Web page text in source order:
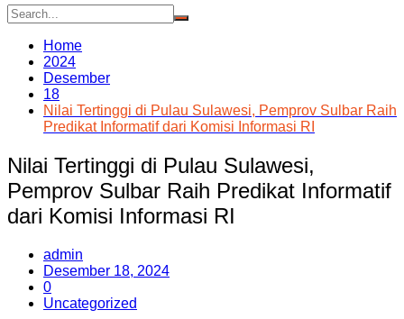
Home
2024
Desember
18
Nilai Tertinggi di Pulau Sulawesi, Pemprov Sulbar Raih
Predikat Informatif dari Komisi Informasi RI
Nilai Tertinggi di Pulau Sulawesi,
Pemprov Sulbar Raih Predikat Informatif
dari Komisi Informasi RI
admin
Desember 18, 2024
0
Uncategorized